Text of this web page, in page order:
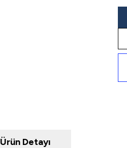
Ürün Detayı